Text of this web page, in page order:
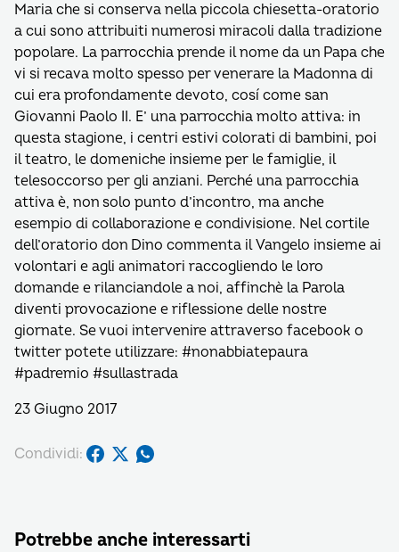
Maria che si conserva nella piccola chiesetta-oratorio
a cui sono attribuiti numerosi miracoli dalla tradizione
popolare. La parrocchia prende il nome da un Papa che
vi si recava molto spesso per venerare la Madonna di
cui era profondamente devoto, cosí come san
Giovanni Paolo II. E’ una parrocchia molto attiva: in
questa stagione, i centri estivi colorati di bambini, poi
il teatro, le domeniche insieme per le famiglie, il
telesoccorso per gli anziani. Perché una parrocchia
attiva è, non solo punto d’incontro, ma anche
esempio di collaborazione e condivisione. Nel cortile
dell’oratorio don Dino commenta il Vangelo insieme ai
volontari e agli animatori raccogliendo le loro
domande e rilanciandole a noi, affinchè la Parola
diventi provocazione e riflessione delle nostre
giornate. Se vuoi intervenire attraverso facebook o
twitter potete utilizzare: #nonabbiatepaura
#padremio #sullastrada
23 Giugno 2017
Condividi:
Potrebbe anche interessarti